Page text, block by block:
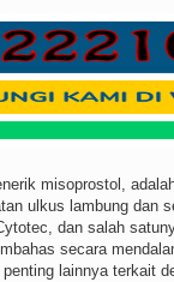
misoprostol,
ulkus lambung dan
dan salah
secara
lainnya terkait